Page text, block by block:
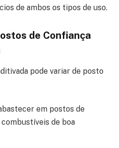
de ambos os tipos de uso.
de Confiança
pode variar de posto
em postos de
de boa